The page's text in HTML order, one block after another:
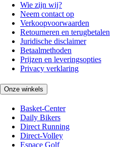
Wie zijn wij?
Neem contact op
Verkoopvoorwaarden
Retourneren en terugbetalen
Juridische disclaimer
Betaalmethoden
Prijzen en leveringsopties
Privacy verklaring
Onze winkels
Basket-Center
Daily Bikers
Direct Running
Direct-Volley
Espace Golf